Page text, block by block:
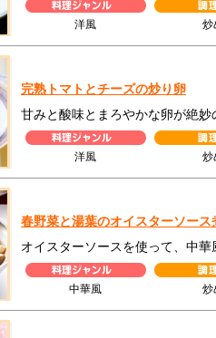
洋風 炒
完熟トマトとチーズの炒り卵
甘みと酸味とまろやかな卵が絶妙
洋風 炒
春野菜と湯葉のオイスターソース
オイスターソースを使って、中華
中華風 炒